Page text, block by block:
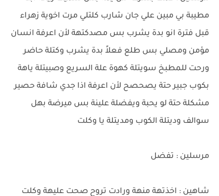
مطيبة بي مبين علي جان شارب كلتلي مرت اخوية زهراء
قبل فترة انو بدة يشرب بس مصدكتهة لأن اعرفة انسان
مؤمن ومصلي بس طلع فعلاً بدة يشرب وكتلة حاضر
ورحت للمطبخ سويتلة كهوة علة السريع وصبيتلة ياهة
بكوب جبير حتة يصحصح لأن اعرفة اذا جدي شافة حصير
مشكلة حتة لو يحبة ويفضلة علينة بس ميرضة بهل
سوالف وديتلة الكوب ومديتلة يا وكلت
مرسلين : تفضل
شاهين : اخذتهة منهة ورادت تروح صحت عليهة وكلت